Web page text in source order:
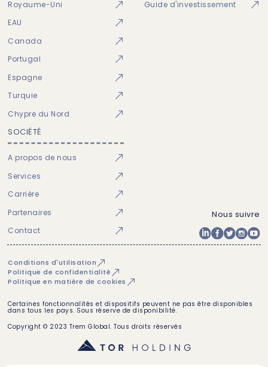
Royaume-Uni
EAU
Canada
Portugal
Espagne
Turquie
Chypre du Nord
Guide d'investissement
SOCIÉTÉ
A propos de nous
Services
Carrière
Partenaires
Contact
Nous suivre
Conditions d'utilisation
Politique de confidentialité
Politique en matière de cookies
Certaines fonctionnalités et dispositifs peuvent ne pas être disponibles
dans tous les pays. Sous réserve de disponibilité.
Copyright © 2023 Trem Global. Tous droits réservés